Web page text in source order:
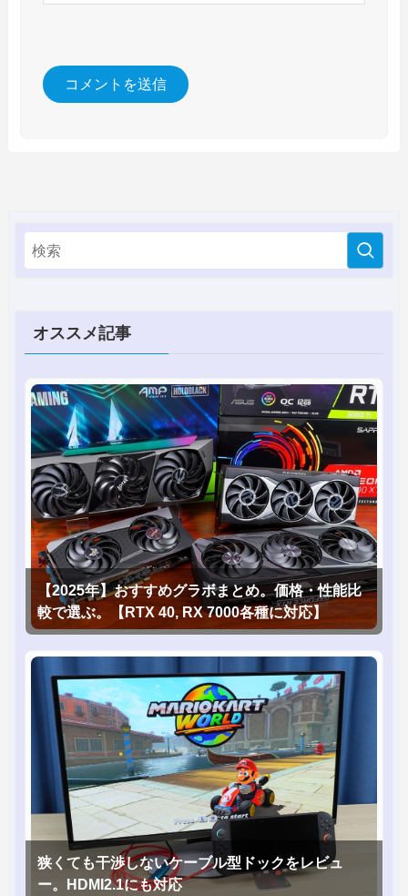
オススメ記事
【2025年】おすすめグラボまとめ。価格・性能比
較で選ぶ。【RTX 40, RX 7000各種に対応】
狭くても干渉しないケーブル型ドックをレビュ
ー。HDMI2.1にも対応